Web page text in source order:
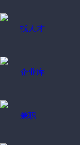
找人才
企业库
兼职